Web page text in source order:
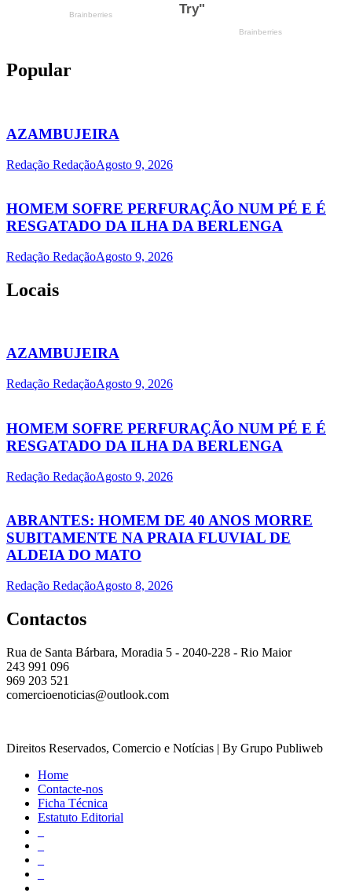
Popular
AZAMBUJEIRA
Redação RedaçãoAgosto 9, 2026
HOMEM SOFRE PERFURAÇÃO NUM PÉ E É
RESGATADO DA ILHA DA BERLENGA
Redação RedaçãoAgosto 9, 2026
Locais
AZAMBUJEIRA
Redação RedaçãoAgosto 9, 2026
HOMEM SOFRE PERFURAÇÃO NUM PÉ E É
RESGATADO DA ILHA DA BERLENGA
Redação RedaçãoAgosto 9, 2026
ABRANTES: HOMEM DE 40 ANOS MORRE
SUBITAMENTE NA PRAIA FLUVIAL DE
ALDEIA DO MATO
Redação RedaçãoAgosto 8, 2026
Contactos
Rua de Santa Bárbara, Moradia 5 - 2040-228 - Rio Maior
243 991 096
969 203 521
comercioenoticias@outlook.com
Direitos Reservados, Comercio e Notícias | By Grupo Publiweb
Home
Contacte-nos
Ficha Técnica
Estatuto Editorial